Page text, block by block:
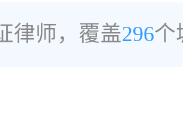
律师，覆盖296个